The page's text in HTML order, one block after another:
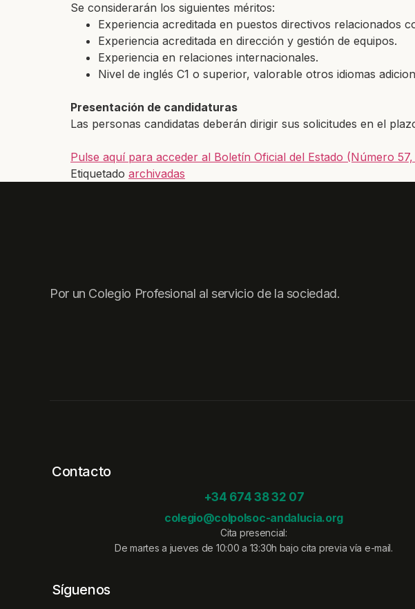
Se considerarán los siguientes méritos:
Experiencia acreditada en puestos directivos relacionados
Experiencia acreditada en dirección y gestión de equipos.
Experiencia en relaciones internacionales.
Nivel de inglés C1 o superior, valorable otros idiomas
Presentación de candidaturas
Las personas candidatas deberán dirigir sus solicitudes en el
Pulse aquí para acceder al Boletín Oficial del Estado (Número
Etiquetado archivadas
Por un Colegio Profesional al servicio de la sociedad.
Contacto
+34 674 38 32 07
colegio@colpolsoc-andalucia.org
Cita presencial:
De martes a jueves de 10:00 a 13:30h bajo cita previa vía e-mail.
Síguenos